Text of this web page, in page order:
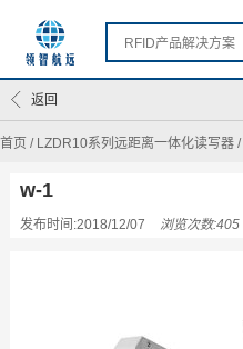
首页 / LZDR10系列远距离一体化读写器 /
返回
w-1
发布时间:2018/12/07 浏览次数:405